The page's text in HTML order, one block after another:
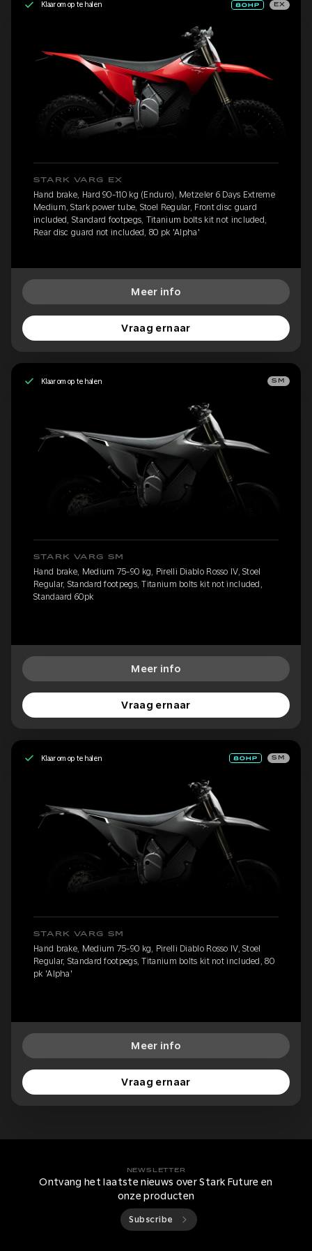
Klaar om op te halen EX
STARK VARG EX
Hand brake, Hard 90-110 kg (Enduro), Metzeler 6 Days Extreme
Medium, Stark power tube, Stoel Regular, Front disc guard
included, Standard footpegs, Titanium bolts kit not included,
Rear disc guard not included, 80 pk 'Alpha'
Meer info
Vraag ernaar
Klaar om op te halen SM
STARK VARG SM
Hand brake, Medium 75-90 kg, Pirelli Diablo Rosso IV, Stoel
Regular, Standard footpegs, Titanium bolts kit not included,
Standaard 60pk
Meer info
Vraag ernaar
Klaar om op te halen SM
STARK VARG SM
Hand brake, Medium 75-90 kg, Pirelli Diablo Rosso IV, Stoel
Regular, Standard footpegs, Titanium bolts kit not included, 80
pk 'Alpha'
Meer info
Vraag ernaar
NEWSLETTER
Ontvang het laatste nieuws over Stark Future en
onze producten
Subscribe